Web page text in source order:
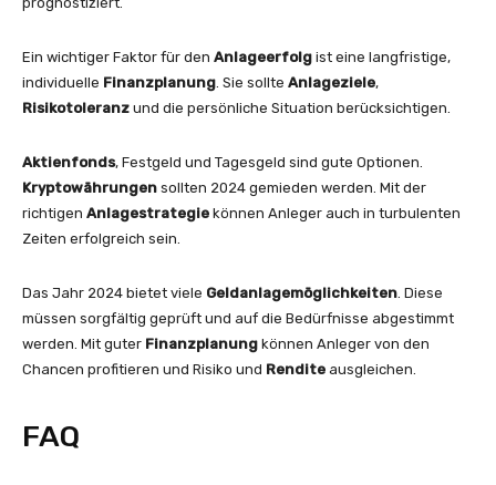
Ein wichtiger Faktor für den Anlageerfolg ist eine langfristige,
individuelle Finanzplanung . Sie sollte Anlageziele,
Risikotoleranz und die persönliche Situation berücksichtigen.
Aktienfonds, Festgeld und Tagesgeld sind gute Optionen.
Kryptowährungen sollten 2024 gemieden werden. Mit der
richtigen Anlagestrategie können Anleger auch in turbulenten
Zeiten erfolgreich sein.
Das Jahr 2024 bietet viele Geldanlagemöglichkeiten . Diese
müssen sorgfältig geprüft und auf die Bedürfnisse abgestimmt
werden. Mit guter Finanzplanung können Anleger von den
Chancen profitieren und Risiko und Rendite ausgleichen.
FAQ